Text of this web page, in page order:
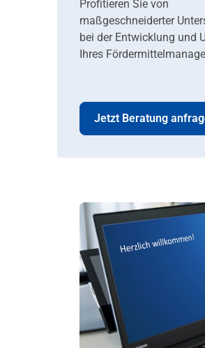
Profitieren Sie von
maßgeschneiderter
bei der Entwicklung und
Ihres
Jetzt Beratung